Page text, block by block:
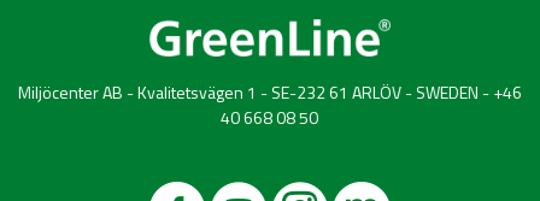
Miljöcenter AB - Kvalitetsvägen 1 - SE-232 61 ARLÖV - SWEDEN - +46
40 668 08 50